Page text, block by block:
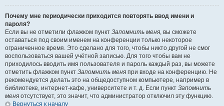
Почему мне периодически приходится повторять ввод имени и
пароля?
Если вы не отметили флажком пункт Запомнить меня, вы сможете
оставаться под своим именем на конференции только некоторое
ограниченное время. Это сделано для того, чтобы никто другой не смог
воспользоваться вашей учётной записью. Для того чтобы вам не
приходилось вводить имя пользователя и пароль каждый раз, вы можете
отметить флажком пункт Запомнить меня при входе на конференцию. Не
рекомендуется делать это на общедоступном компьютере, например в
библиотеке, интернет-кафе, университете и т. д. Если пункт Запомнить
меня отсутствует, это значит, что администратор отключил эту функцию.
Вернуться к началу